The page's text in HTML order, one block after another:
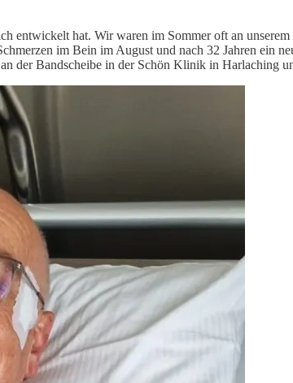
entwickelt hat. Wir waren im Sommer oft an
im Bein im August und nach 32 Jahren ein
der Bandscheibe in der Schön Klinik in Harlaching